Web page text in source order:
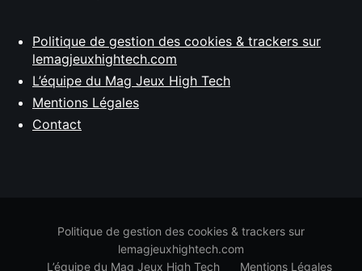
Politique de gestion des cookies & trackers sur
lemagjeuxhightech.com
L’équipe du Mag Jeux High Tech
Mentions Légales
Contact
Politique de gestion des cookies & trackers sur
lemagjeuxhightech.com
L’équipe du Mag Jeux High Tech
Mentions Légales